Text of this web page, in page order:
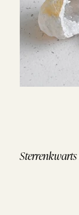
Sterrenkwarts